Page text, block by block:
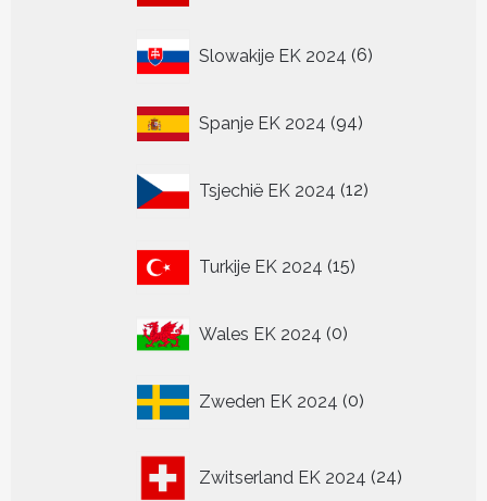
Slowakije EK 2024 6
producten
Spanje EK 2024 9494
Tsjechië EK 2024 12
producten
Turkije EK 2024 15
producten
Wales EK 2024 00
Zweden EK 2024 0
producten
Zwitserland EK 2024 24
producten